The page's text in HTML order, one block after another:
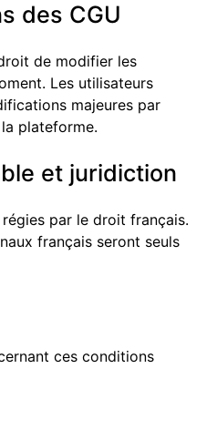
des CGU
de modifier les
Les utilisateurs
majeures par
plateforme.
et juridiction
par le droit français.
français seront seuls
ces conditions